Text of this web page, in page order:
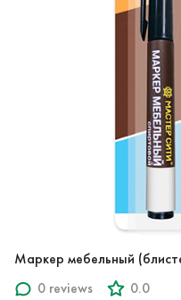
Маркер мебельный
0 reviews
0.0